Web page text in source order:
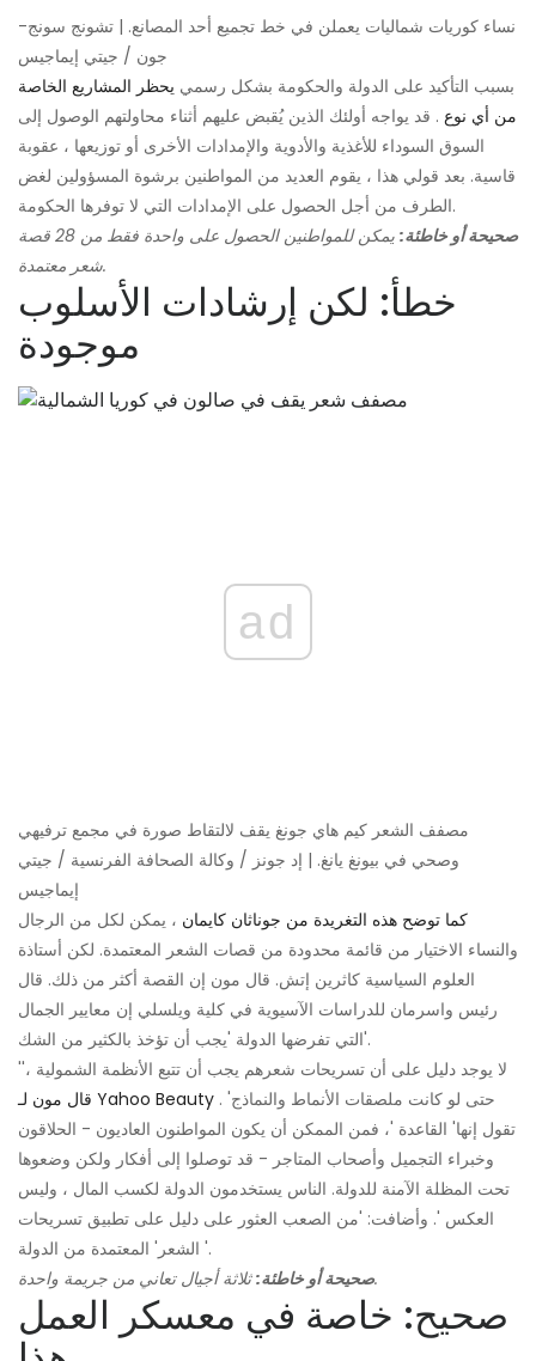
نساء كوريات شماليات يعملن في خط تجميع أحد المصانع. | تشونج سونج-
جون / جيتي إيماجيس
بسبب التأكيد على الدولة والحكومة بشكل رسمي يحظر المشاريع الخاصة
من أي نوع . قد يواجه أولئك الذين يُقبض عليهم أثناء محاولتهم الوصول إلى
السوق السوداء للأغذية والأدوية والإمدادات الأخرى أو توزيعها ، عقوبة
قاسية. بعد قولي هذا ، يقوم العديد من المواطنين برشوة المسؤولين لغض
الطرف من أجل الحصول على الإمدادات التي لا توفرها الحكومة.
صحيحة أو خاطئة:
يمكن للمواطنين الحصول على واحدة فقط من 28 قصة
شعر معتمدة.
خطأ: لكن إرشادات الأسلوب
موجودة
ad
مصفف الشعر كيم هاي جونغ يقف لالتقاط صورة في مجمع ترفيهي
وصحي في بيونغ يانغ. | إد جونز / وكالة الصحافة الفرنسية / جيتي
إيماجيس
كما توضح هذه التغريدة من جوناثان كايمان ، يمكن لكل من الرجال
والنساء الاختيار من قائمة محدودة من قصات الشعر المعتمدة. لكن أستاذة
العلوم السياسية كاثرين إتش. قال مون إن القصة أكثر من ذلك. قال
رئيس واسرمان للدراسات الآسيوية في كلية ويلسلي إن معايير الجمال
التي تفرضها الدولة 'يجب أن تؤخذ بالكثير من الشك'.
'لا يوجد دليل على أن تسريحات شعرهم يجب أن تتبع الأنظمة الشمولية ،'
قال مون لـ Yahoo Beauty . 'حتى لو كانت ملصقات الأنماط والنماذج
تقول إنها' القاعدة '، فمن الممكن أن يكون المواطنون العاديون - الحلاقون
وخبراء التجميل وأصحاب المتاجر - قد توصلوا إلى أفكار ولكن وضعوها
تحت المظلة الآمنة للدولة. الناس يستخدمون الدولة لكسب المال ، وليس
العكس '. وأضافت: 'من الصعب العثور على دليل على تطبيق تسريحات
الشعر' المعتمدة من الدولة '.
صحيحة أو خاطئة:ثلاثة أجيال تعاني من جريمة واحدة.
صحيح: خاصة في معسكر العمل